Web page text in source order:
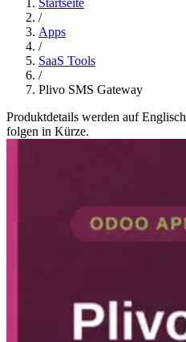
/
Apps
/
SaaS Tools
/
Plivo SMS Gateway
Produktdetails werden auf
folgen in Kürze.